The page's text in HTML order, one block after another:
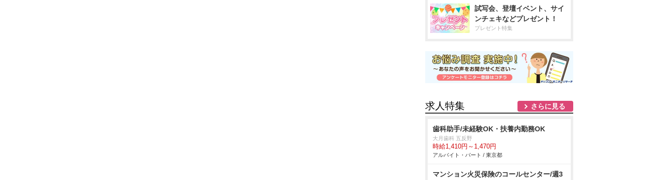
試写会、登壇イベント、サイ
ンチェキなどプレゼント！
プレゼント特集
求人特集 さらに見る
歯科助手/未経験OK・扶養内勤務OK
大月歯科 五反野
時給1,410円～1,470円
アルバイト・パート / 東京都
マンション火災保険のコールセンター/週3